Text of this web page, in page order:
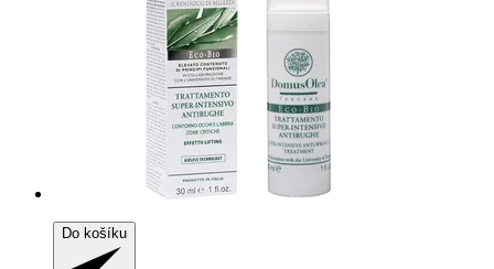
Do košíku